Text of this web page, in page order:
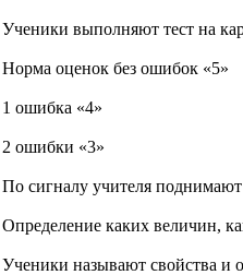
Ученики выполняют тест на
Норма оценок без ошибок «5»
1 ошибка «4»
2 ошибки «3»
По сигналу учителя
Определение каких величин,
Ученики называют свойства и